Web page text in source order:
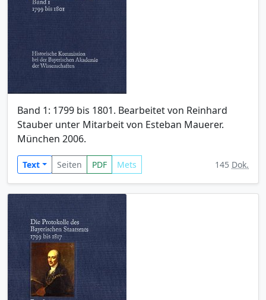
Band 1: 1799 bis 1801. Bearbeitet von Reinhard
Stauber unter Mitarbeit von Esteban Mauerer.
München 2006.
Text Seiten PDF Mets 145 Dok.